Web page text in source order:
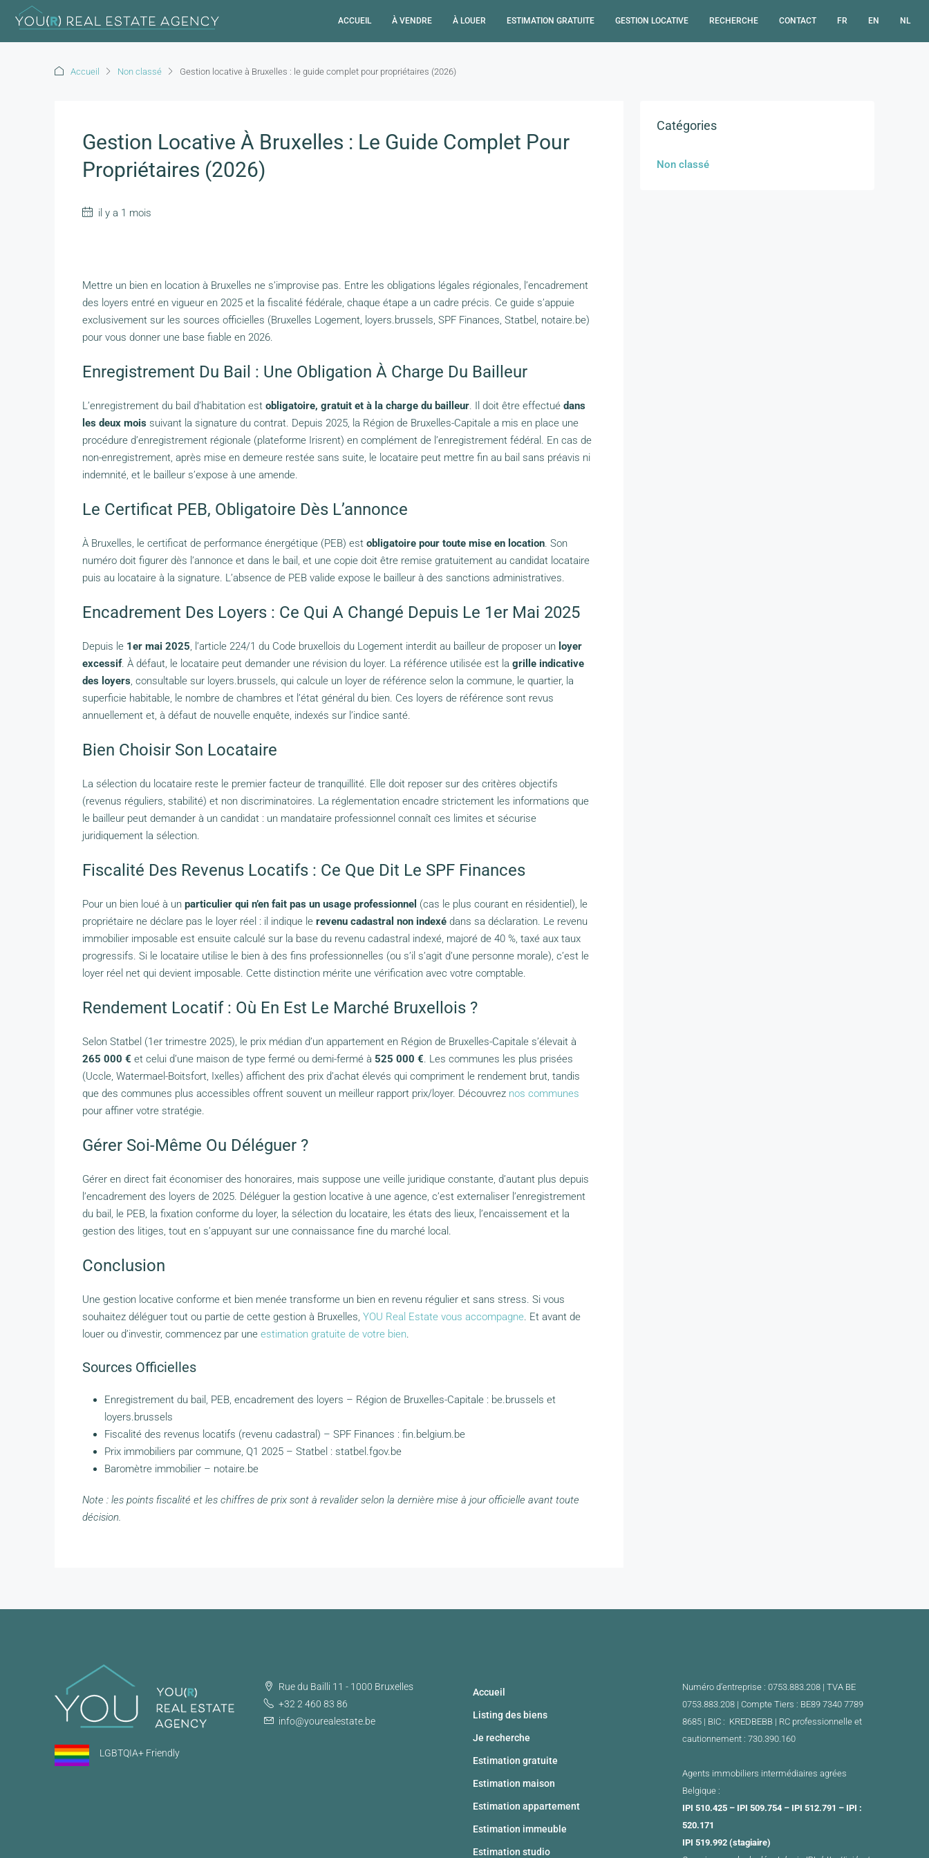
ACCUEIL À VENDRE À LOUER ESTIMATION GRATUITE GESTION LOCATIVE RECHERCHE CONTACT FR EN NL
Accueil Non classé Gestion locative à Bruxelles : le guide complet pour propriétaires (2026)
Gestion Locative À Bruxelles : Le Guide Complet Pour
Propriétaires (2026)
il y a 1 mois
Mettre un bien en location à Bruxelles ne s’improvise pas. Entre les obligations légales régionales, l’encadrement
des loyers entré en vigueur en 2025 et la fiscalité fédérale, chaque étape a un cadre précis. Ce guide s’appuie
exclusivement sur les sources officielles (Bruxelles Logement, loyers.brussels, SPF Finances, Statbel, notaire.be)
pour vous donner une base fiable en 2026.
Enregistrement Du Bail : Une Obligation À Charge Du Bailleur
L’enregistrement du bail d’habitation est obligatoire, gratuit et à la charge du bailleur. Il doit être effectué dans
les deux mois suivant la signature du contrat. Depuis 2025, la Région de Bruxelles-Capitale a mis en place une
procédure d’enregistrement régionale (plateforme Irisrent) en complément de l’enregistrement fédéral. En cas de
non-enregistrement, après mise en demeure restée sans suite, le locataire peut mettre fin au bail sans préavis ni
indemnité, et le bailleur s’expose à une amende.
Le Certificat PEB, Obligatoire Dès L’annonce
À Bruxelles, le certificat de performance énergétique (PEB) est obligatoire pour toute mise en location. Son
numéro doit figurer dès l’annonce et dans le bail, et une copie doit être remise gratuitement au candidat locataire
puis au locataire à la signature. L’absence de PEB valide expose le bailleur à des sanctions administratives.
Encadrement Des Loyers : Ce Qui A Changé Depuis Le 1er Mai 2025
Depuis le 1er mai 2025, l’article 224/1 du Code bruxellois du Logement interdit au bailleur de proposer un loyer
excessif. À défaut, le locataire peut demander une révision du loyer. La référence utilisée est la grille indicative
des loyers, consultable sur loyers.brussels, qui calcule un loyer de référence selon la commune, le quartier, la
superficie habitable, le nombre de chambres et l’état général du bien. Ces loyers de référence sont revus
annuellement et, à défaut de nouvelle enquête, indexés sur l’indice santé.
Bien Choisir Son Locataire
La sélection du locataire reste le premier facteur de tranquillité. Elle doit reposer sur des critères objectifs
(revenus réguliers, stabilité) et non discriminatoires. La réglementation encadre strictement les informations que
le bailleur peut demander à un candidat : un mandataire professionnel connaît ces limites et sécurise
juridiquement la sélection.
Fiscalité Des Revenus Locatifs : Ce Que Dit Le SPF Finances
Pour un bien loué à un particulier qui n’en fait pas un usage professionnel (cas le plus courant en résidentiel), le
propriétaire ne déclare pas le loyer réel : il indique le revenu cadastral non indexé dans sa déclaration. Le revenu
immobilier imposable est ensuite calculé sur la base du revenu cadastral indexé, majoré de 40 %, taxé aux taux
progressifs. Si le locataire utilise le bien à des fins professionnelles (ou s’il s’agit d’une personne morale), c’est le
loyer réel net qui devient imposable. Cette distinction mérite une vérification avec votre comptable.
Rendement Locatif : Où En Est Le Marché Bruxellois ?
Selon Statbel (1er trimestre 2025), le prix médian d’un appartement en Région de Bruxelles-Capitale s’élevait à
265 000 € et celui d’une maison de type fermé ou demi-fermé à 525 000 €. Les communes les plus prisées
(Uccle, Watermael-Boitsfort, Ixelles) affichent des prix d’achat élevés qui compriment le rendement brut, tandis
que des communes plus accessibles offrent souvent un meilleur rapport prix/loyer. Découvrez nos communes
pour affiner votre stratégie.
Gérer Soi-Même Ou Déléguer ?
Gérer en direct fait économiser des honoraires, mais suppose une veille juridique constante, d’autant plus depuis
l’encadrement des loyers de 2025. Déléguer la gestion locative à une agence, c’est externaliser l’enregistrement
du bail, le PEB, la fixation conforme du loyer, la sélection du locataire, les états des lieux, l’encaissement et la
gestion des litiges, tout en s’appuyant sur une connaissance fine du marché local.
Conclusion
Une gestion locative conforme et bien menée transforme un bien en revenu régulier et sans stress. Si vous
souhaitez déléguer tout ou partie de cette gestion à Bruxelles, YOU Real Estate vous accompagne. Et avant de
louer ou d’investir, commencez par une estimation gratuite de votre bien.
Sources Officielles
Enregistrement du bail, PEB, encadrement des loyers – Région de Bruxelles-Capitale : be.brussels et
loyers.brussels
Fiscalité des revenus locatifs (revenu cadastral) – SPF Finances : fin.belgium.be
Prix immobiliers par commune, Q1 2025 – Statbel : statbel.fgov.be
Baromètre immobilier – notaire.be
Note : les points fiscalité et les chiffres de prix sont à revalider selon la dernière mise à jour officielle avant toute
décision.
Catégories
Non classé
LGBTQIA+ Friendly
Rue du Bailli 11 - 1000 Bruxelles
+32 2 460 83 86
info@yourealestate.be
Accueil
Listing des biens
Je recherche
Estimation gratuite
Estimation maison
Estimation appartement
Estimation immeuble
Estimation studio
Numéro d’entreprise : 0753.883.208 | TVA BE
0753.883.208 | Compte Tiers : BE89 7340 7789
8685 | BIC : KREDBEBB | RC professionnelle et
cautionnement : 730.390.160
Agents immobiliers intermédiaires agrées
Belgique :
IPI 510.425 – IPI 509.754 – IPI 512.791 – IPI :
520.171
IPI 519.992 (stagiaire)